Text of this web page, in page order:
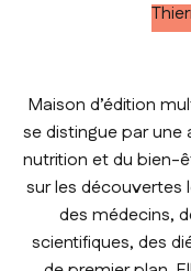
Maison d’édition
se distingue par une
nutrition et du bien-
sur les découvertes
des médecins,
scientifiques, des